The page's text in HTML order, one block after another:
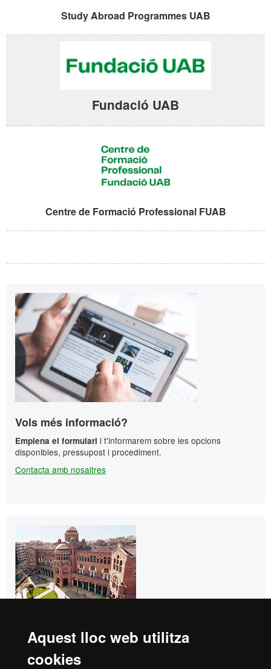
Aquest lloc web utilitza
cookies
Study Abroad Programmes UAB
Fundació UAB
Centre de Formació Professional FUAB
Informació
complementària
Contacte
Vols més informació?
Emplena el formulari i t'informarem sobre les opcions
disponibles, pressupost i procediment.
Contacta amb nosaltres
Contacte
UAB - Casa Convalescència
C/ Sant Antoni Maria Claret, 171